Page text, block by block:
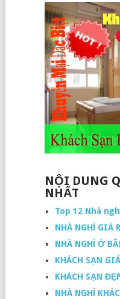
NỘI DUNG
NHẤT
Top 12 Nhà
NHÀ NGHỈ GIÁ
NHÀ NGHỈ Ở
KHÁCH SẠN
KHÁCH SẠN
NHÀ NGHỈ